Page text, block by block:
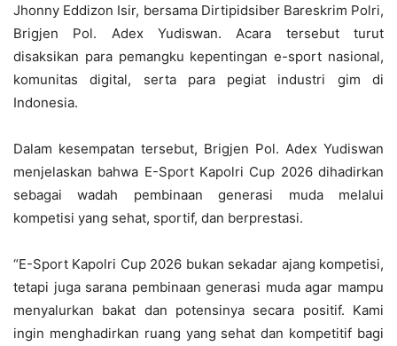
Jhonny Eddizon Isir, bersama Dirtipidsiber Bareskrim Polri,
Brigjen Pol. Adex Yudiswan. Acara tersebut turut
disaksikan para pemangku kepentingan e-sport nasional,
komunitas digital, serta para pegiat industri gim di
Indonesia.
Dalam kesempatan tersebut, Brigjen Pol. Adex Yudiswan
menjelaskan bahwa E-Sport Kapolri Cup 2026 dihadirkan
sebagai wadah pembinaan generasi muda melalui
kompetisi yang sehat, sportif, dan berprestasi.
“E-Sport Kapolri Cup 2026 bukan sekadar ajang kompetisi,
tetapi juga sarana pembinaan generasi muda agar mampu
menyalurkan bakat dan potensinya secara positif. Kami
ingin menghadirkan ruang yang sehat dan kompetitif bagi